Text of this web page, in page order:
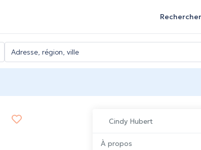
Rechercher
Cindy Hubert
À propos